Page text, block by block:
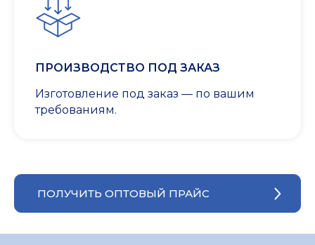
ПРОИЗВОДСТВО ПОД ЗАКАЗ
Изготовление под заказ — по вашим
требованиям.
ПОЛУЧИТЬ ОПТОВЫЙ ПРАЙС